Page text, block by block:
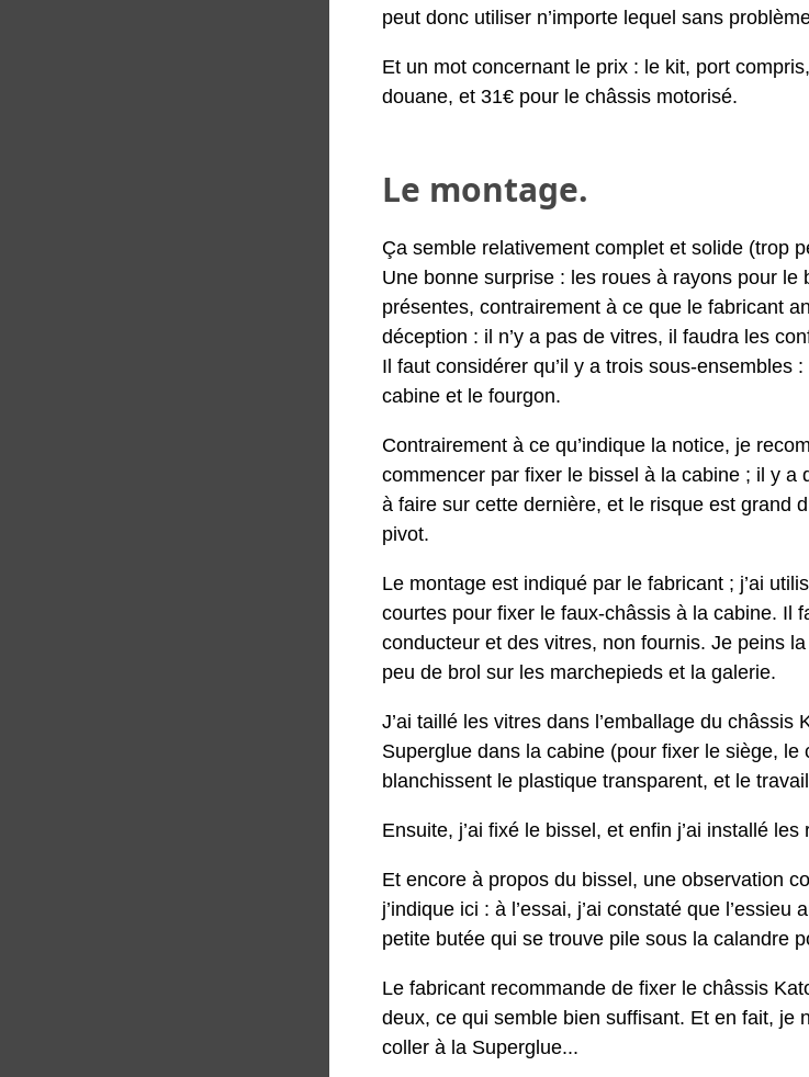
peut donc utiliser n’importe lequel sans
Et un mot concernant le prix : le kit, port
douane, et 31€ pour le châssis motorisé.
Le montage.
Ça semble relativement complet et solide (trop
Une bonne surprise : les roues à rayons pour le
présentes, contrairement à ce que le fabricant
déception : il n’y a pas de vitres, il faudra les
Il faut considérer qu’il y a trois sous-ensembles
cabine et le fourgon.
Contrairement à ce qu’indique la notice, je
commencer par fixer le bissel à la cabine ; il y a
à faire sur cette dernière, et le risque est grand
pivot.
Le montage est indiqué par le fabricant ; j’ai
courtes pour fixer le faux-châssis à la cabine. Il
conducteur et des vitres, non fournis. Je peins la
peu de brol sur les marchepieds et la galerie.
J’ai taillé les vitres dans l’emballage du
Superglue dans la cabine (pour fixer le siège,
blanchissent le plastique transparent, et le
Ensuite, j’ai fixé le bissel, et enfin j’ai installé
Et encore à propos du bissel, une observation
j’indique ici : à l’essai, j’ai constaté que
petite butée qui se trouve pile sous la calandre
Le fabricant recommande de fixer le châssis
deux, ce qui semble bien suffisant. Et en fait, je
coller à la Superglue...